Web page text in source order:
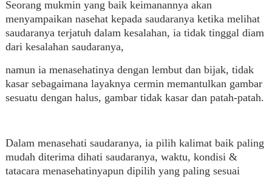
Seorang mukmin yang baik keimanannya akan
menyampaikan nasehat kepada saudaranya ketika melihat
saudaranya terjatuh dalam kesalahan, ia tidak tinggal diam
dari kesalahan saudaranya,
namun ia menasehatinya dengan lembut dan bijak, tidak
kasar sebagaimana layaknya cermin memantulkan gambar
sesuatu dengan halus, gambar tidak kasar dan patah-patah.
Dalam menasehati saudaranya, ia pilih kalimat baik paling
mudah diterima dihati saudaranya, waktu, kondisi &
tatacara menasehatinyapun dipilih yang paling sesuai